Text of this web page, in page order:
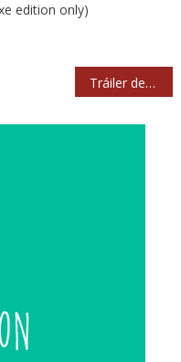
edition only)
Tráiler de ‘BCN’, el nuevo directo de Supersubmarina